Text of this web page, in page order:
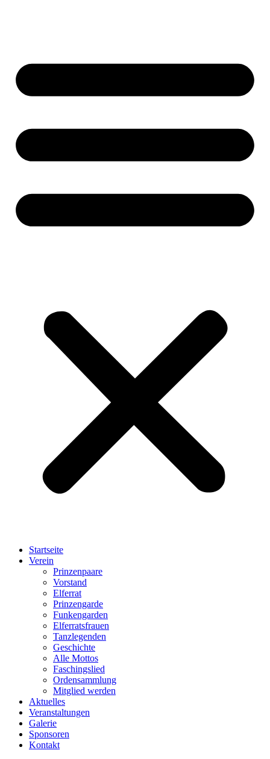
Startseite
Verein
Prinzenpaare
Vorstand
Elferrat
Prinzengarde
Funkengarden
Elferratsfrauen
Tanzlegenden
Geschichte
Alle Mottos
Faschingslied
Ordensammlung
Mitglied werden
Aktuelles
Veranstaltungen
Galerie
Sponsoren
Kontakt